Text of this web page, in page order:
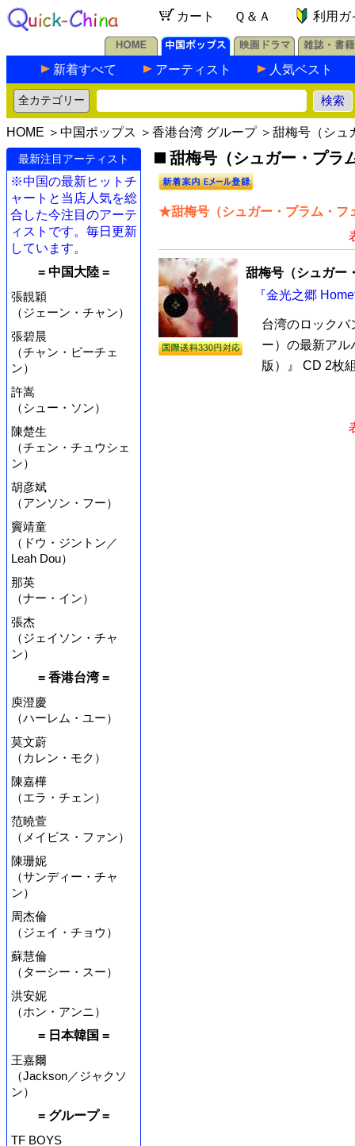
カート Ｑ＆Ａ 利用ガ
新着すべて アーティスト 人気ベスト
HOME ＞ 中国ポップス ＞ 香港台湾 グループ＞甜梅号（シュ
最新注目アーティスト
※中国の最新ヒットチ
ャートと当店人気を総
合した今注目のアーテ
ィストです。毎日更新
しています。
= 中国大陸 =
張靚穎
（ジェーン・チャン）
張碧晨
（チャン・ビーチェ
ン）
許嵩
（シュー・ソン）
陳楚生
（チェン・チュウシェ
ン）
胡彦斌
（アンソン・フー）
竇靖童
（ドウ・ジントン／
Leah Dou）
那英
（ナー・イン）
張杰
（ジェイソン・チャ
ン）
= 香港台湾 =
庾澄慶
（ハーレム・ユー）
莫文蔚
（カレン・モク）
陳嘉樺
（エラ・チェン）
范曉萱
（メイビス・ファン）
陳珊妮
（サンディー・チャ
ン）
周杰倫
（ジェイ・チョウ）
蘇慧倫
（ターシー・スー）
洪安妮
（ホン・アンニ）
= 日本韓国 =
王嘉爾
（Jackson／ジャクソ
ン）
= グループ =
TF BOYS
甜梅号（シュガー・プラ
★甜梅号（シュガー・プラム・フ
甜梅号（シュガー
『金光之郷
台湾のロックバ
ー）の最新アル
版）』 CD 2枚